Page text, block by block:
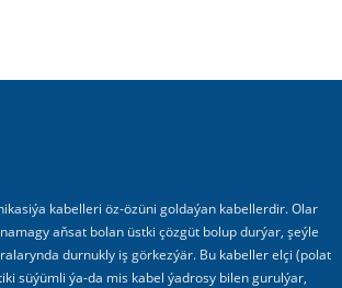
kabelleri öz-özüni goldaýan kabellerdir. Olar
aňsat bolan üstki çözgüt bolup durýar, şeýle
durnukly iş görkezýär. Bu kabeller elçi (polat
süýümli ýa-da mis kabel ýadrosy bilen gurulýar,